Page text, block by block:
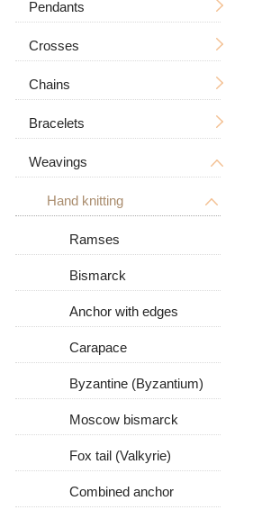
Pendants
Men's
Icons
Tree of Life
Zodiac signs
In the form of a dog
Crosses
Without a crucifixion
With a crucifix
Men's
Big
Women's
Chains
Men's
Big / Thick
Women's
Bracelets
Men's
Big / Thick
Women's
With stones
Stone
Leather
Leather with silver
Weavings
Hand knitting
Ramses
Bismarck
Anchor with edges
Carapace
Byzantine (Byzantium)
Moscow bismarck
Fox tail (Valkyrie)
Combined anchor